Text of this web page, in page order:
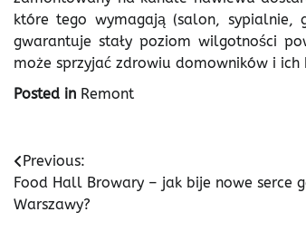
które tego wymagają (salon, sypialnie,
gwarantuje stały poziom wilgotności
może sprzyjać zdrowiu domowników i
Posted in Remont
Nawigacja
wpisu
Previous:
Food Hall Browary – jak bije nowe serce
Warszawy?